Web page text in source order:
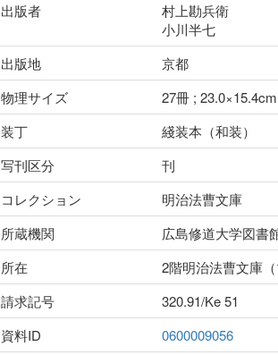
出版者
村上勘兵衛
小川半七
出版地
京都
物理サイズ
27冊 ;
装丁
綫装本（和装）
写刊区分
刊
コレクション
明治法曹文庫
所蔵機関
広島修道大学図書
所在
2階明治法曹文庫
請求記号
320.91/Ke 51
資料ID
0600009056